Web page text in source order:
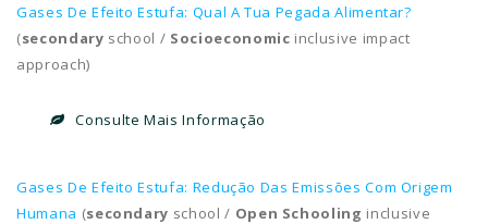
Gases De Efeito Estufa: Qual A Tua Pegada Alimentar?
(secondary school / Socioeconomic inclusive impact
approach)
Consulte Mais Informação
Gases De Efeito Estufa: Redução Das Emissões Com Origem
Humana (secondary school / Open Schooling inclusive